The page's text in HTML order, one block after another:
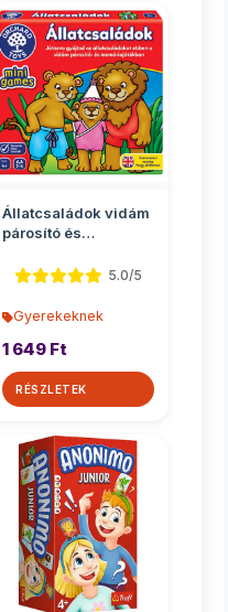
Állatcsaládok vidám
párosító és
5.0/5
Gyerekeknek
1 649 Ft
RÉSZLETEK